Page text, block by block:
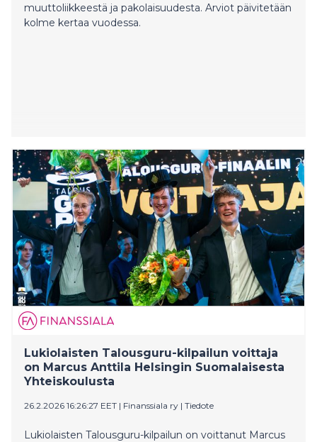
muuttoliikkeestä ja pakolaisuudesta. Arviot päivitetään
kolme kertaa vuodessa.
Lukiolaisten Talousguru-kilpailun voittaja
on Marcus Anttila Helsingin Suomalaisesta
Yhteiskoulusta
26.2.2026 16:26:27 EET | Finanssiala ry | Tiedote
Lukiolaisten Talousguru-kilpailun on voittanut Marcus